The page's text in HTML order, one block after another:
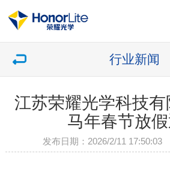
行业新闻
江苏荣耀光学科技
马年春节放
发布日期：2026/2/11